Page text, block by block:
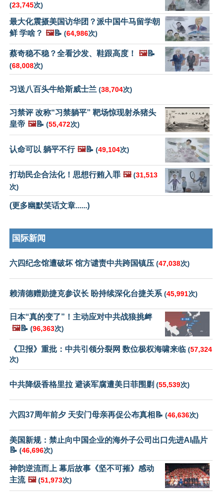
(23,745次)
最大化震摄美国访华团？派中国牛马留学朝
鲜 学啥？ 🖼️📝 (64,986次)
蔡奇稳不稳？全看沙发、鞋跟高度！ 🖼️📝
(68,008次)
习送八百头牛给斯威士兰 (38,704次)
习禁评 改称“习禁躺平” 靶场惊现射杀猪头
皇帝 🖼️📝 (55,472次)
认命可以 躺平不行 🖼️📝 (49,104次)
打劫民企合法化！思想行贿入罪 🖼️ (31,513
次)
(更多幽默笑话文章......)
国际新闻
六四纪念馆遭破坏 馆方谴责中共跨国镇压 (47,038次)
赖清德赠勋捷克参议长 盼持续深化台捷关系 (45,991次)
日本“真的变了”！主动应对中共战狼挑衅
🖼️📝 (96,363次)
《卫报》重批：中共引领分裂网 数位极权海啸来临 (57,324
次)
中共降级香格里拉 避谈军腐遭美日菲围剿 (55,539次)
六四37周年前夕 天安门母亲再促公布真相📝 (46,636次)
美国新规：禁止向中国企业的海外子公司出口先进AI晶片
📝 (46,696次)
神韵逆流而上 幕后故事《坚不可摧》感动
主流 🖼️ (51,973次)